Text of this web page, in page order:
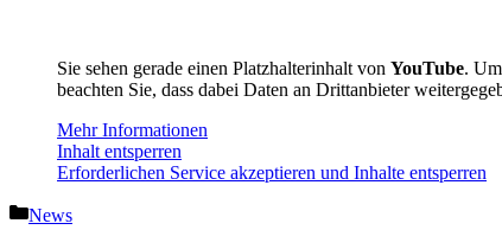
Sie sehen gerade einen Platzhalterinhalt von YouTube.
beachten Sie, dass dabei Daten an Drittanbieter
Mehr Informationen
Inhalt entsperren
Erforderlichen Service akzeptieren und Inhalte entsperren
Kategorien
News